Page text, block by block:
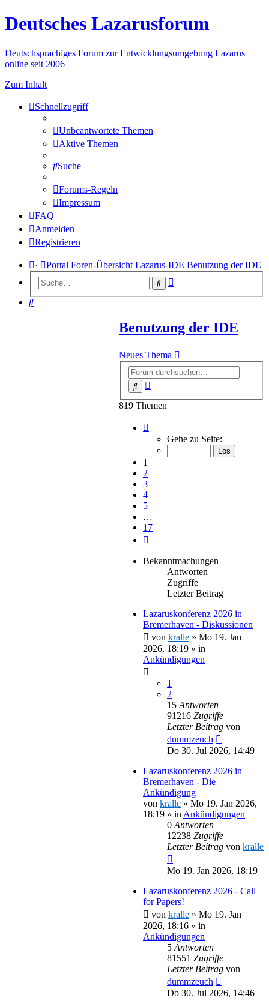
Deutsches Lazarusforum
Deutschsprachiges Forum zur Entwicklungsumgebung Lazarus
online seit 2006
Zum Inhalt
Schnellzugriff
Unbeantwortete Themen
Aktive Themen
Suche
Forums-Regeln
Impressum
FAQ
Anmelden
Registrieren
· Portal Foren-Übersicht Lazarus-IDE Benutzung der IDE
Suche
Suche
Benutzung der IDE
Neues Thema
Suche
819 Themen
von
Gehe zu Seite:
1
2
3
4
5
…
17
Bekanntmachungen
Antworten
Zugriffe
Letzter Beitrag
Lazaruskonferenz 2026 in
Bremerhaven - Diskussionen
von kralle » Mo 19. Jan
2026, 18:19 » in
Ankündigungen
1
2
15 Antworten
91216 Zugriffe
Letzter Beitrag von
dummzeuch
Do 30. Jul 2026, 14:49
Lazaruskonferenz 2026 in
Bremerhaven - Die
Ankündigung
von kralle » Mo 19. Jan 2026,
18:19 » in Ankündigungen
0 Antworten
12238 Zugriffe
Letzter Beitrag von kralle
Mo 19. Jan 2026, 18:19
Lazaruskonferenz 2026 - Call
for Papers!
von kralle » Mo 19. Jan
2026, 18:16 » in
Ankündigungen
5 Antworten
81551 Zugriffe
Letzter Beitrag von
dummzeuch
Do 30. Jul 2026, 14:46